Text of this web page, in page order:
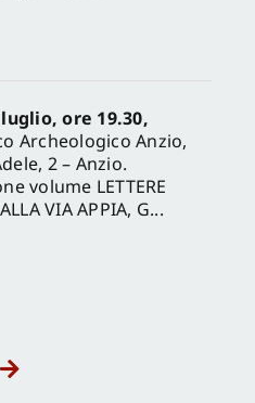
ore 19.30,
Archeologico Anzio,
2 – Anzio.
volume LETTERE
VIA APPIA, G...